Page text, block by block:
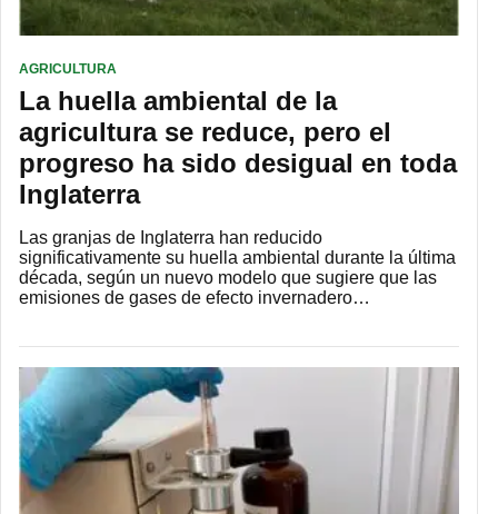
AGRICULTURA
La huella ambiental de la
agricultura se reduce, pero el
progreso ha sido desigual en toda
Inglaterra
Las granjas de Inglaterra han reducido
significativamente su huella ambiental durante la última
década, según un nuevo modelo que sugiere que las
emisiones de gases de efecto invernadero…